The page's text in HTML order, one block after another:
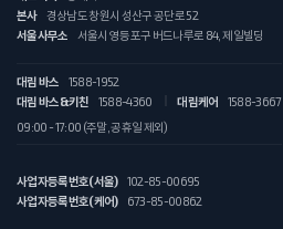
본사
경상남도 창원시 성산구 공단로 52
서울사무소
서울시 영등포구 버드나루로 84, 제일빌딩
대림 바스
1588-1952
대림 바스&키친
1588-4360 대림케어
1588-3667
09:00 - 17:00 (주말, 공휴일 제외)
사업자등록번호(서울)
102-85-00695
사업자등록번호(케어)
673-85-00862